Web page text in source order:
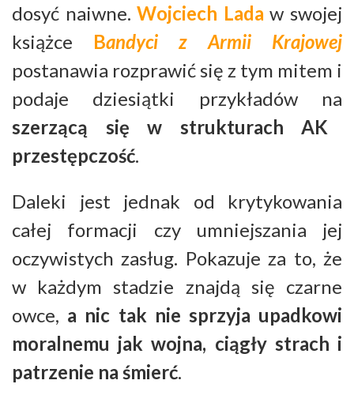
dosyć naiwne.Wojciech Lada w swojej
książce Bandyci z Armii Krajowej
postanawia rozprawić się z tym mitem i
podaje dziesiątki przykładów na
szerzącą się w strukturach AK
przestępczość.
Daleki jest jednak od krytykowania
całej formacji czy umniejszania jej
oczywistych zasług. Pokazuje za to, że
w każdym stadzie znajdą się czarne
owce, a nic tak nie sprzyja upadkowi
moralnemu jak wojna, ciągły strach i
patrzenie na śmierć.